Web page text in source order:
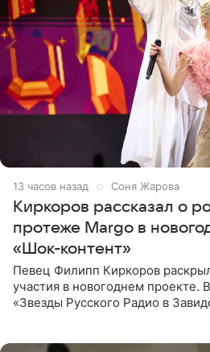
13 часов назад Соня Жарова
Киркоров рассказал о
протеже Margo в
«Шок-контент»
Певец Филипп Киркоров
участия в новогоднем проекте.
«Звезды Русского Радио в